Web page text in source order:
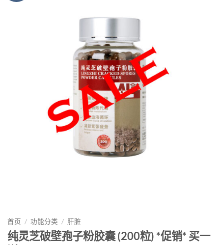
首页 / 功能分类 / 肝脏
纯灵芝破壁孢子粉胶囊 (200粒) *促销* 买一